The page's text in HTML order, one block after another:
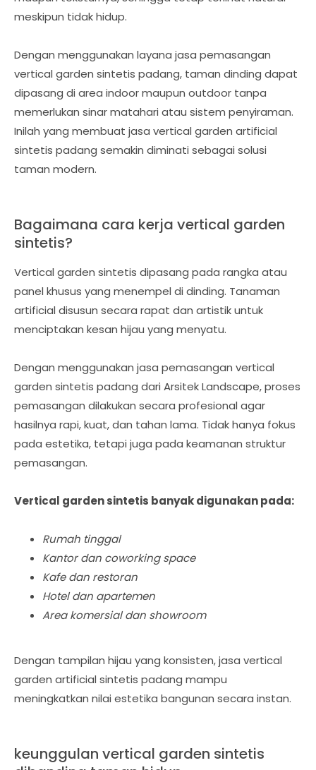
meskipun tidak hidup.
Dengan menggunakan layana jasa pemasangan
vertical garden sintetis padang, taman dinding dapat
dipasang di area indoor maupun outdoor tanpa
memerlukan sinar matahari atau sistem penyiraman.
Inilah yang membuat jasa vertical garden artificial
sintetis padang semakin diminati sebagai solusi
taman modern.
Bagaimana cara kerja vertical garden
sintetis?
Vertical garden sintetis dipasang pada rangka atau
panel khusus yang menempel di dinding. Tanaman
artificial disusun secara rapat dan artistik untuk
menciptakan kesan hijau yang menyatu.
Dengan menggunakan jasa pemasangan vertical
garden sintetis padang dari Arsitek Landscape, proses
pemasangan dilakukan secara profesional agar
hasilnya rapi, kuat, dan tahan lama. Tidak hanya fokus
pada estetika, tetapi juga pada keamanan struktur
pemasangan.
Vertical garden sintetis banyak digunakan pada:
Rumah tinggal
Kantor dan coworking space
Kafe dan restoran
Hotel dan apartemen
Area komersial dan showroom
Dengan tampilan hijau yang konsisten, jasa vertical
garden artificial sintetis padang mampu
meningkatkan nilai estetika bangunan secara instan.
keunggulan vertical garden sintetis